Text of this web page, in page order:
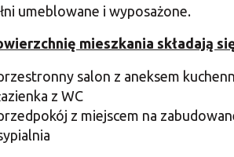
umeblowane i wyposażone.
mieszkania składają
salon z aneksem
z WC
z miejscem na